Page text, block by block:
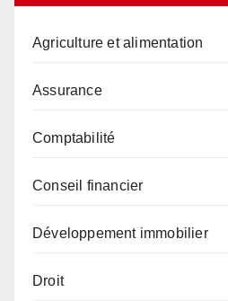
Agriculture et alimentation
Assurance
Comptabilité
Conseil financier
Développement immobilier
Droit